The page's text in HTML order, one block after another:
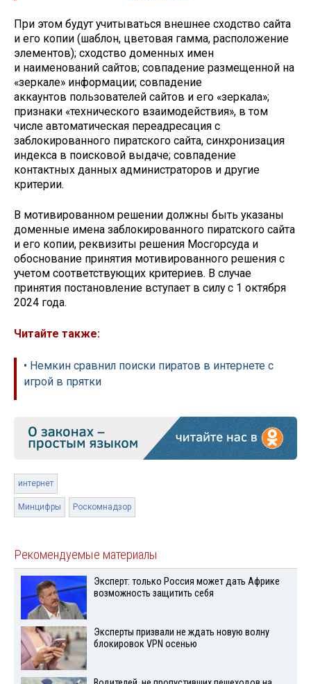
При этом будут учитываться внешнее сходство сайта
и его копии (шаблон, цветовая гамма, расположение
элементов); сходство доменных имен
и наименований сайтов; совпадение размещенной на
«зеркале» информации; совпадение
аккаунтов пользователей сайтов и его «зеркала»;
признаки «технического взаимодействия», в том
числе автоматическая переадресация с
заблокированного пиратского сайта, синхронизация
индекса в поисковой выдаче; совпадение
контактных данных администраторов и другие
критерии.
В мотивированном решении должны быть указаны
доменные имена заблокированного пиратского сайта
и его копии, реквизиты решения Мосгорсуда и
обоснование принятия мотивированного решения с
учетом соответствующих критериев. В случае
принятия постановление вступает в силу с 1 октября
2024 года.
Читайте также:
• Немкин сравнил поиски пиратов в интернете с
игрой в прятки
интернет
Минцифры Роскомнадзор
Рекомендуемые материалы
Эксперт: только Россия может дать Африке
возможность защитить себя
Эксперты призвали не ждать новую волну
блокировок VPN осенью